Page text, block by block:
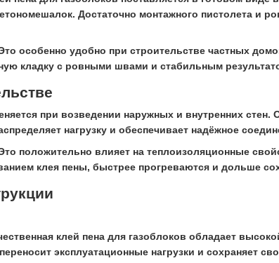
Достаточно монтажного пистолета и
особенно удобно при строительстве частных
кладку с ровными швами и стабильным
при возведении наружных и внутренних
нагрузку и обеспечивает надёжное
положительно влияет на теплоизоляционные
клея пены, быстрее прогреваются и дольше
клей пена для газоблоков обладает
эксплуатационные нагрузки и сохраняет